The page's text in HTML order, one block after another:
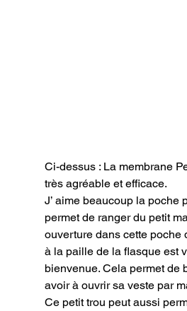
Ci-dessus : La membrane
très agréable et efficace.
J’ aime beaucoup la poche
permet de ranger du petit
ouverture dans cette poche
à la paille de la flasque est
bienvenue. Cela permet de
avoir à ouvrir sa veste par
Ce petit trou peut aussi